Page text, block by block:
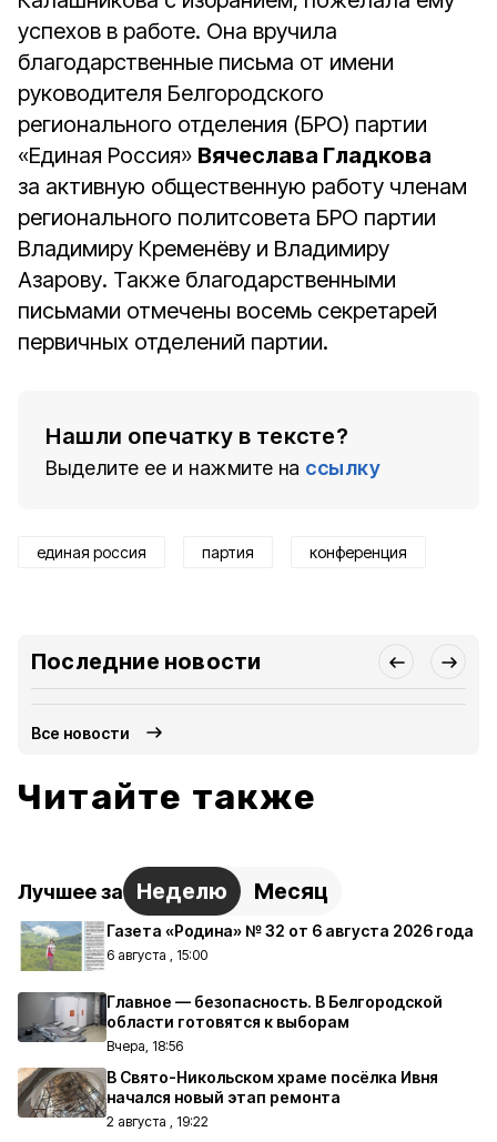
успехов в работе. Она вручила
благодарственные письма от имени
руководителя Белгородского
регионального отделения (БРО) партии
«Единая Россия» Вячеслава Гладкова
за активную общественную работу членам
регионального политсовета БРО партии
Владимиру Кременёву и Владимиру
Азарову. Также благодарственными
письмами отмечены восемь секретарей
первичных отделений партии.
Нашли опечатку в тексте?
Выделите ее и нажмите на ссылку
единая россия партия конференция
Последние новости
Все новости
Читайте также
Лучшее за Неделю Месяц
Газета «Родина» № 32 от 6 августа 2026 года
6 августа , 15:00
Главное — безопасность. В Белгородской
области готовятся к выборам
Вчера, 18:56
В Свято-Никольском храме посёлка Ивня
начался новый этап ремонта
2 августа , 19:22